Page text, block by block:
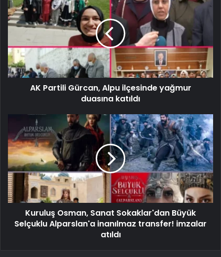
AK Partili Gürcan, Alpu ilçesinde yağmur
duasına katıldı
Kuruluş Osman, Sanat Sokaklar'dan Büyük
Selçuklu Alparslan'a inanılmaz transfer! imzalar
atıldı